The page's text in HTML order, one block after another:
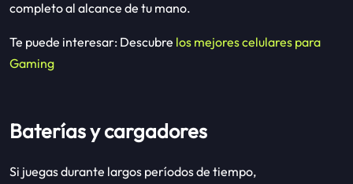
completo al alcance de tu mano.
Te puede interesar: Descubre los mejores celulares para
Gaming
Baterías y cargadores
Si juegas durante largos períodos de tiempo,